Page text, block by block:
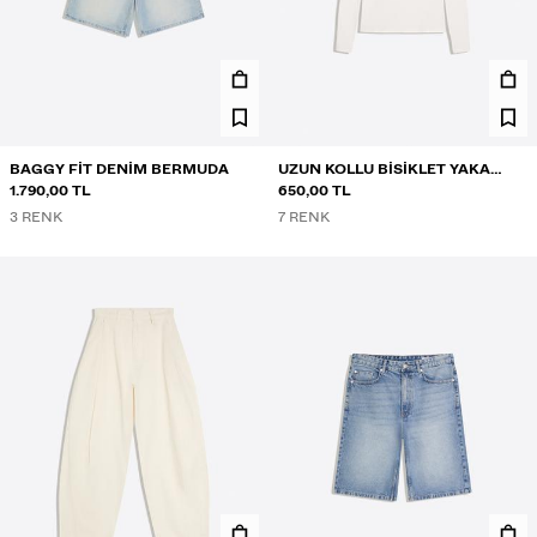
BAGGY FIT DENIM BERMUDA
1.790,00 TL
3 RENK
UZUN KOLLU BISIKLET YAKA
TIŞÖRT
650,00 TL
7 RENK